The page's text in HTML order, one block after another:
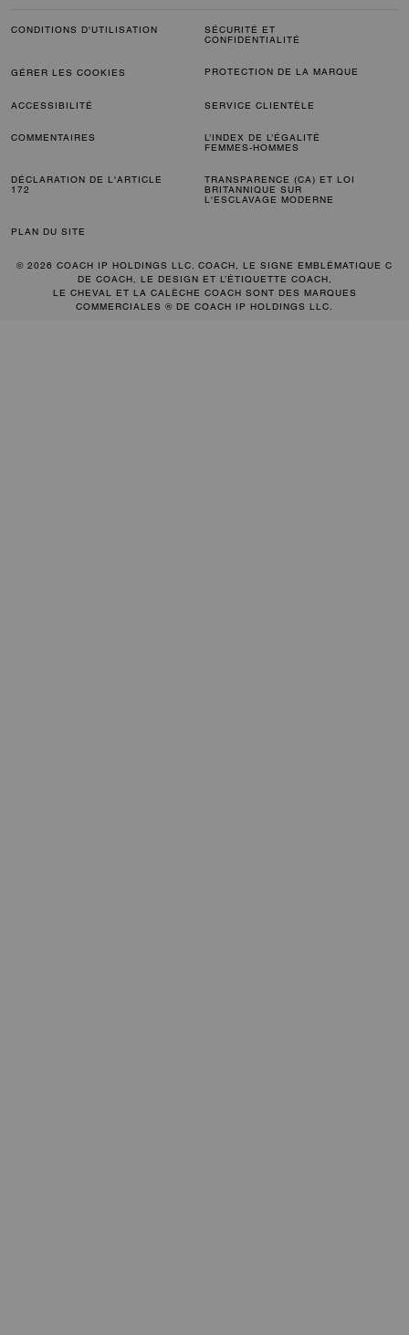
CONDITIONS D'UTILISATION
SÉCURITÉ ET
CONFIDENTIALITÉ
GÉRER LES COOKIES PROTECTION DE LA MARQUE
ACCESSIBILITÉ SERVICE CLIENTÈLE
COMMENTAIRES
L’INDEX DE L’ÉGALITÉ
FEMMES-HOMMES
DÉCLARATION DE L'ARTICLE
172
TRANSPARENCE (CA) ET LOI
BRITANNIQUE SUR
L'ESCLAVAGE MODERNE
PLAN DU SITE
© 2026 COACH IP HOLDINGS LLC. COACH, LE SIGNE EMBLÉMATIQUE C
DE COACH, LE DESIGN ET L’ÉTIQUETTE COACH,
LE CHEVAL ET LA CALÈCHE COACH SONT DES MARQUES
COMMERCIALES ® DE COACH IP HOLDINGS LLC.